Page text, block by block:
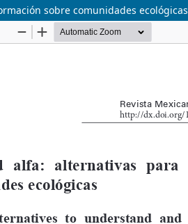
sobre comunidades ecológicas